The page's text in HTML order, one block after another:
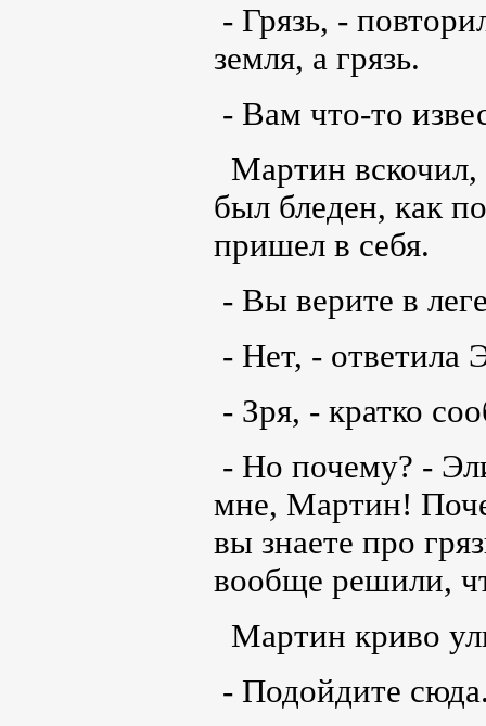
- Грязь, -
земля, а грязь.
- Вам что-то
Мартин вскочил,
был бледен, как
пришел в себя.
- Вы верите в
- Нет, - ответила
- Зря, - кратко
- Но почему? -
мне, Мартин!
вы знаете про
вообще решили,
Мартин криво
- Подойдите